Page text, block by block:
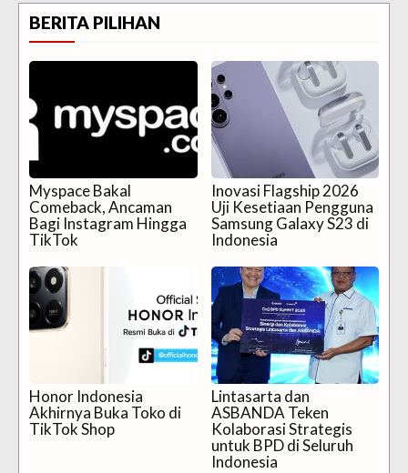
BERITA PILIHAN
Myspace Bakal
Comeback, Ancaman
Bagi Instagram Hingga
TikTok
Inovasi Flagship 2026
Uji Kesetiaan Pengguna
Samsung Galaxy S23 di
Indonesia
Honor Indonesia
Akhirnya Buka Toko di
TikTok Shop
Lintasarta dan
ASBANDA Teken
Kolaborasi Strategis
untuk BPD di Seluruh
Indonesia